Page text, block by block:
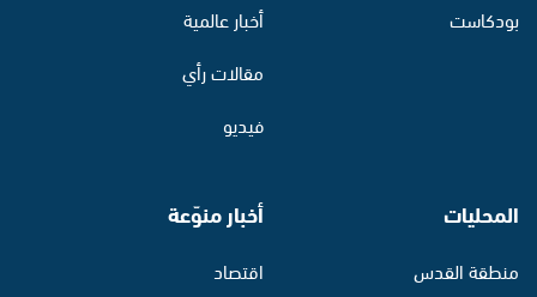
بودكاست
أخبار عالمية
مقالات رأي
فيديو
المحليات
منطقة القدس
أخبار منوّعة
اقتصاد